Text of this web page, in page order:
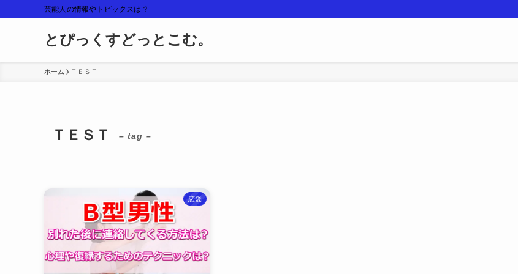
芸能人の情報やトピックスは？
とぴっくすどっとこむ。
ホーム ＴＥＳＴ
ＴＥＳＴ – tag –
恋愛